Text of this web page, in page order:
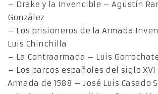
– Drake y la Invencible – Agustín
González
– Los prisioneros de la Armada
Luis Chinchilla
– La Contraarmada – Luis
– Los barcos españoles del siglo XVI
Armada de 1588 – José Luis Casado